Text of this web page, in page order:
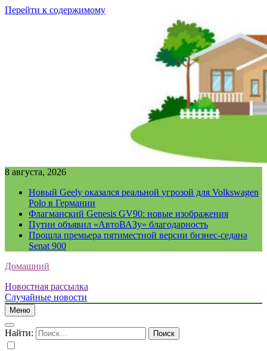
Перейти к содержимому
8 августа, 2026
Новый Geely оказался реальной угрозой для Volkswagen
Polo в Германии
Флагманский Genesis GV90: новые изображения
Путин объявил «АвтоВАЗу» благодарность
Прошла премьера пятиместной версии бизнес-седана
Senat 900
Домашний
Новостная рассылка
Случайные новости
Меню
Найти: